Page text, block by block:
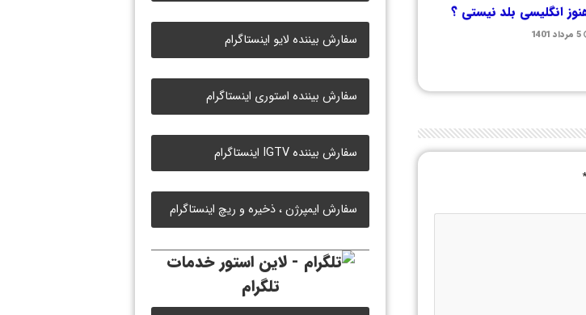
انگلیسی بلد نیستی ؟
5 مرداد 1401
*
سفارش بیننده لایو اینستاگرام
سفارش بیننده استوری اینستاگرام
سفارش بیننده IGTV اینستاگرام
سفارش ایمپرژن ، ذخیره و ریچ اینستاگرام
خدمات
تلگرام